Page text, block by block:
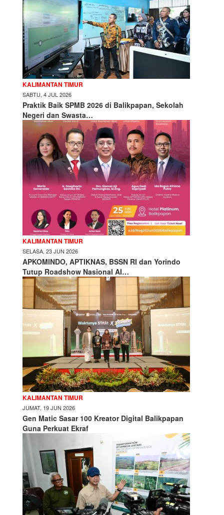
KALIMANTAN TIMUR
SABTU, 4 JUL 2026
Praktik Baik SPMB 2026 di Balikpapan, Sekolah
Negeri dan Swasta…
KALIMANTAN TIMUR
SELASA, 23 JUN 2026
APKOMINDO, APTIKNAS, BSSN RI dan Yorindo
Tutup Roadshow Nasional AI…
KALIMANTAN TIMUR
JUMAT, 19 JUN 2026
Gen Matic Sasar 100 Kreator Digital Balikpapan
Guna Perkuat Ekraf